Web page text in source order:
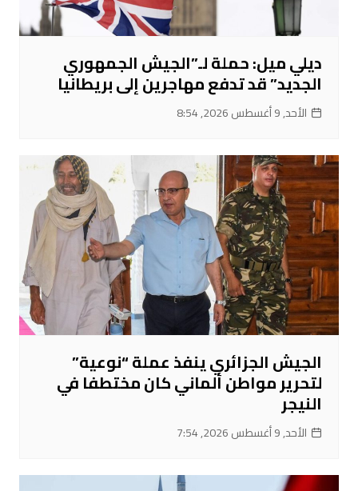
ديلي ميل: حملة لـ”الجيش الجمهوري
الجديد” قد تدفع مهاجرين إلى بريطانيا
الأحد, 9 أغسطس 2026, 8:54
الجيش الجزائري ينفذ عملة “نوعية”
لتحرير مواطن ألماني كان مختطفا في
النيجر
الأحد, 9 أغسطس 2026, 7:54